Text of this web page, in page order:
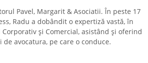
Pavel, Margarit & Asociatii. În peste 17
Radu a dobândit o expertiză vastă, în
și Comercial, asistând și oferind
avocatura, pe care o conduce.